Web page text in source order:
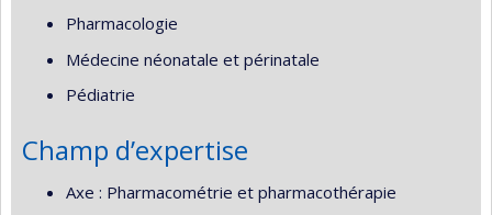
Pharmacologie
Médecine néonatale et périnatale
Pédiatrie
Champ d’expertise
Axe : Pharmacométrie et pharmacothérapie